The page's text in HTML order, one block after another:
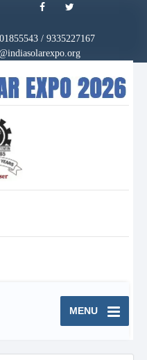
/ 9335227167
MENU